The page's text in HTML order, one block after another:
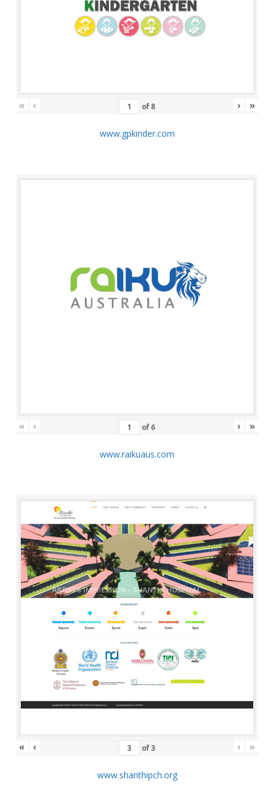
« ‹ of8 › »
www.gpkinder.com
« ‹ of6 › »
www.raikuaus.com
« ‹ of3 › »
www.shanthipch.org